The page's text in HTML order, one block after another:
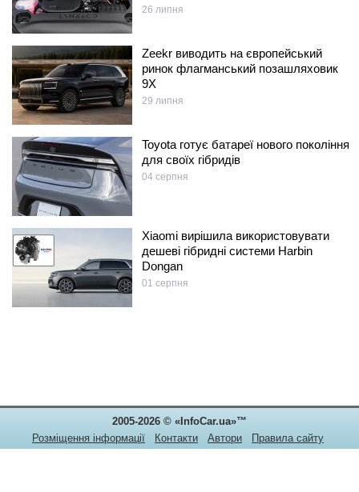
26 липня
Zeekr виводить на європейський
ринок флагманський позашляховик
9X
29 липня
Toyota готує батареї нового покоління
для своїх гібридів
04 серпня
Xiaomi вирішила використовувати
дешеві гібридні системи Harbin
Dongan
01 серпня
2005-2026 © «InfoCar.ua»™
Розміщення інформації
Контакти Автори
Правила сайту